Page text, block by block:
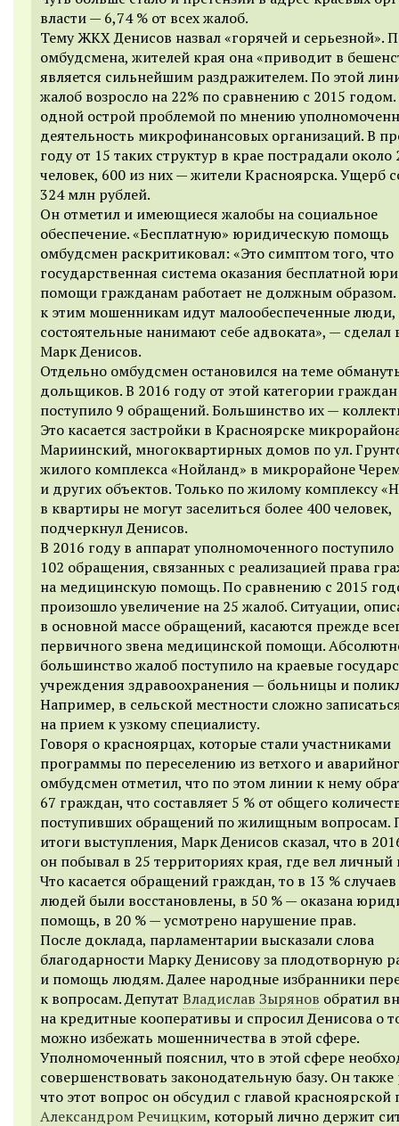
власти — 6,74 % от всех жалоб.
Тему ЖКХ Денисов назвал «горячей и серьезной».
омбудсмена, жителей края она «приводит в
является сильнейшим раздражителем.По этой
жалоб возросло на 22% по сравнению с 2015
одной острой проблемой по мнению
деятельность микрофинансовых организаций. В
году от 15 таких структур в крае пострадали около
человек, 600 из них — жители Красноярска. Ущерб
324 млн рублей.
Он отметил и имеющиеся жалобы на социальное
обеспечение. «Бесплатную» юридическую помощь
омбудсмен раскритиковал: «Это симптом того, что
государственная система оказания бесплатной
помощи гражданам работает не должным образом.
к этим мошенникам идут малообеспеченные люди,
состоятельные нанимают себе адвоката», — сделал
Марк Денисов.
Отдельно омбудсмен остановился на теме
дольщиков. В 2016 году от этой категории граждан
поступило 9 обращений. Большинство их —
Это касается застройки в Красноярске
Мариинский, многоквартирных домов по ул.
жилого комплекса «Нойланд» в микрорайоне
и других объектов. Только по жилому комплексу
в квартиры не могут заселиться более 400 человек,
подчеркнул Денисов.
В 2016 году в аппарат уполномоченного поступило
102 обращения, связанных с реализацией права
на медицинскую помощь. По сравнению с 2015
произошло увеличение на 25 жалоб. Ситуации,
в основной массе обращений, касаются прежде
первичного звена медицинской помощи.
большинство жалоб поступило на краевые
учреждения здравоохранения — больницы и
Например, в сельской местности сложно
на прием к узкому специалисту.
Говоря о красноярцах, которые стали участниками
программы по переселению из ветхого и
омбудсмен отметил, что по этом линии к нему
67 граждан, что составляет 5 % от общего
поступивших обращений по жилищным вопросам.
итоги выступления, Марк Денисов сказал, что в
он побывал в 25 территориях края, где вел личный
Что касается обращений граждан, то в 13 %
людей были восстановлены, в 50 % — оказана
помощь, в 20 % — усмотрено нарушение прав.
После доклада, парламентарии высказали слова
благодарности Марку Денисову за плодотворную
и помощь людям. Далее народные избранники
к вопросам. Депутат Владислав Зырянов обратил
на кредитные кооперативы и спросил Денисова о
можно избежать мошенничества в этой сфере.
Уполномоченный пояснил, что в этой сфере
совершенствовать законодательную базу. Он также
что этот вопрос он обсудил с главой
Александром Речицким, который лично держит